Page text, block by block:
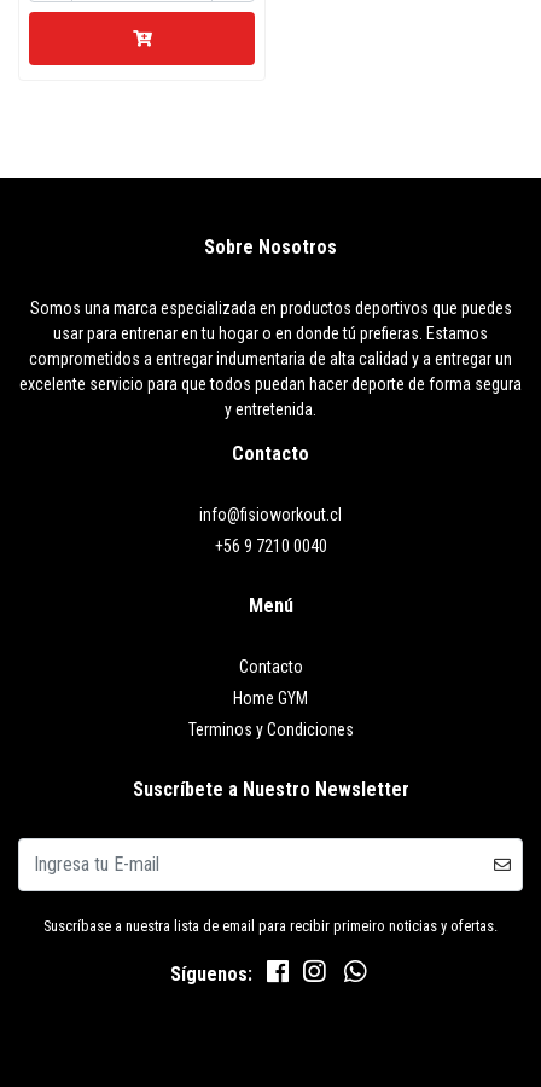
Sobre Nosotros
Somos una marca especializada en productos deportivos que puedes
usar para entrenar en tu hogar o en donde tú prefieras. Estamos
comprometidos a entregar indumentaria de alta calidad y a entregar un
excelente servicio para que todos puedan hacer deporte de forma segura
y entretenida.
Contacto
info@fisioworkout.cl
+56 9 7210 0040
Menú
Contacto
Home GYM
Terminos y Condiciones
Suscríbete a Nuestro Newsletter
Suscríbase a nuestra lista de email para recibir primeiro noticias y ofertas.
Síguenos: